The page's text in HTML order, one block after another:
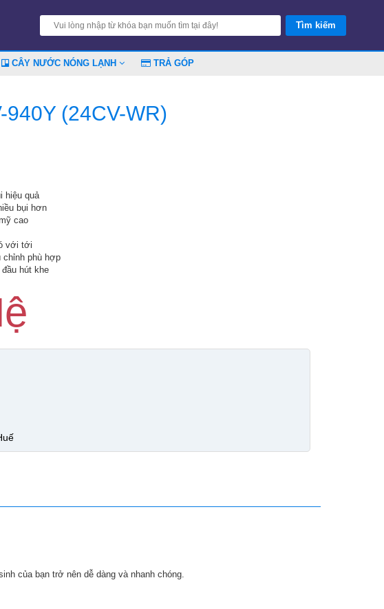
CÂY NƯỚC NÓNG LẠNH TRẢ GÓP
940Y (24CV-WR)
hiệu quả
bụi hơn
cao
với tới
chỉnh phù hợp
hút khe
của bạn trở nên dễ dàng và nhanh chóng.